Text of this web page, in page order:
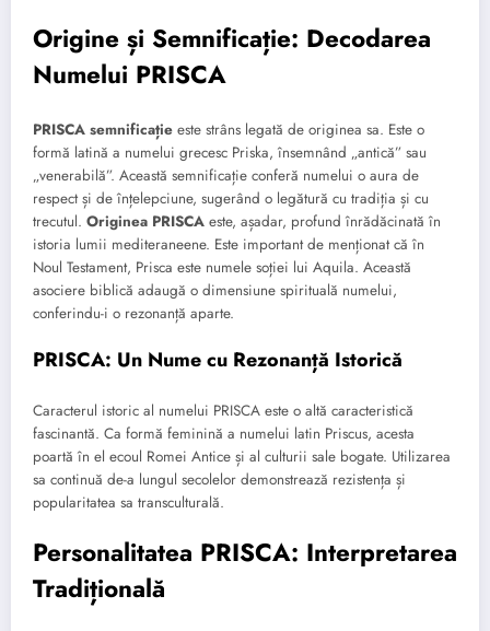
Origine și Semnificație: Decodarea
Numelui PRISCA
PRISCA semnificație este strâns legată de originea sa. Este o
formă latină a numelui grecesc Priska, însemnând „antică” sau
„venerabilă”. Această semnificație conferă numelui o aura de
respect și de înțelepciune, sugerând o legătură cu tradiția și cu
trecutul. Originea PRISCA este, așadar, profund înrădăcinată în
istoria lumii mediteraneene. Este important de menționat că în
Noul Testament, Prisca este numele soției lui Aquila. Această
asociere biblică adaugă o dimensiune spirituală numelui,
conferindu-i o rezonanță aparte.
PRISCA: Un Nume cu Rezonanță Istorică
Caracterul istoric al numelui PRISCA este o altă caracteristică
fascinantă. Ca formă feminină a numelui latin Priscus, acesta
poartă în el ecoul Romei Antice și al culturii sale bogate. Utilizarea
sa continuă de-a lungul secolelor demonstrează rezistența și
popularitatea sa transculturală.
Personalitatea PRISCA: Interpretarea
Tradițională